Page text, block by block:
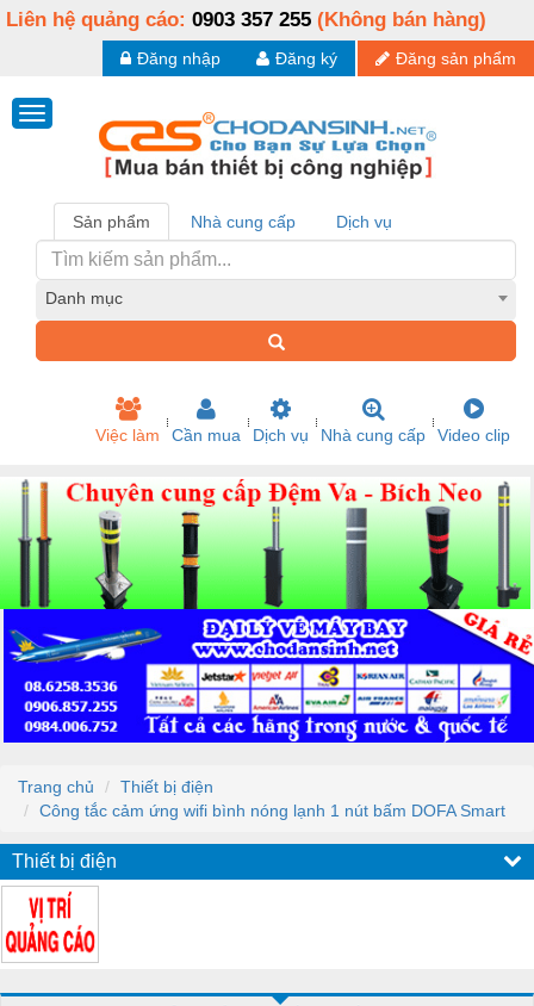
Liên hệ quảng cáo: 0903 357 255 (Không bán hàng)
Đăng sản phẩm
Đăng ký
Đăng nhập
Sản phẩm Nhà cung cấp Dịch vụ
Danh mục
Việc làm Cần mua Dịch vụ Nhà cung cấp Video clip
Trang chủ
Thiết bị điện
Công tắc cảm ứng wifi bình nóng lạnh 1 nút bấm DOFA Smart
Thiết bị điện